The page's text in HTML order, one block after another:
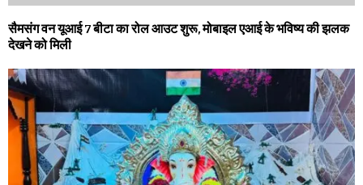
सैमसंग वन यूआई 7 बीटा का रोल आउट शुरू, मोबाइल एआई के भविष्य की झलक
देखने को मिली